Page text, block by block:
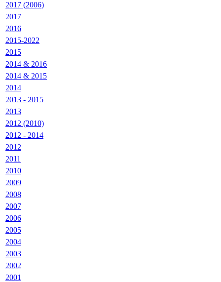
2017 (2006)
2017
2016
2015-2022
2015
2014 & 2016
2014 & 2015
2014
2013 - 2015
2013
2012 (2010)
2012 - 2014
2012
2011
2010
2009
2008
2007
2006
2005
2004
2003
2002
2001